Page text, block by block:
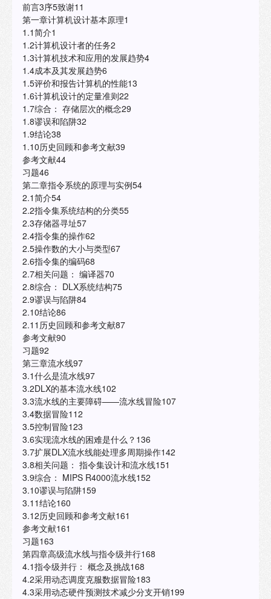
前言3序5致谢11
第一章计算机设计基本原理1
1.1简介1
1.2计算机设计者的任务2
1.3计算机技术和应用的发展趋势4
1.4成本及其发展趋势6
1.5评价和报告计算机的性能13
1.6计算机设计的定量准则22
1.7综合： 存储层次的概念29
1.8谬误和陷阱32
1.9结论38
1.10历史回顾和参考文献39
参考文献44
习题46
第二章指令系统的原理与实例54
2.1简介54
2.2指令集系统结构的分类55
2.3存储器寻址57
2.4指令集的操作62
2.5操作数的大小与类型67
2.6指令集的编码68
2.7相关问题： 编译器70
2.8综合： DLX系统结构75
2.9谬误与陷阱84
2.10结论86
2.11历史回顾和参考文献87
参考文献90
习题92
第三章流水线97
3.1什么是流水线97
3.2DLX的基本流水线102
3.3流水线的主要障碍——流水线冒险107
3.4数据冒险112
3.5控制冒险123
3.6实现流水线的困难是什么？136
3.7扩展DLX流水线能处理多周期操作142
3.8相关问题： 指令集设计和流水线151
3.9综合： MIPS R4000流水线152
3.10谬误与陷阱159
3.11结论160
3.12历史回顾和参考文献161
参考文献161
习题163
第四章高级流水线与指令级并行168
4.1指令级并行： 概念及挑战168
4.2采用动态调度克服数据冒险183
4.3采用动态硬件预测技术减少分支开销199